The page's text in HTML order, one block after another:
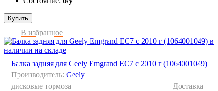
Купить
В избранное
Балка задняя для Geely Emgrand EC7 с 2010 г (1064001049)
Производитель: Geely
дисковые тормоза
Доставка